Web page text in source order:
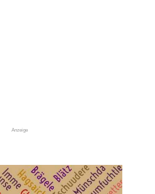
Anzeige